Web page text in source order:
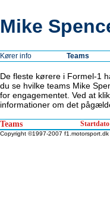
Mike
Kører info Teams
De fleste kørere i Formel-1
du se hvilke teams Mike
for engagementet. Ved at
informationer om det
Teams Startdato
Copyright ©1997-2007